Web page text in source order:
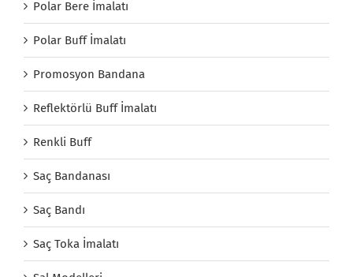
Polar Bere İmalatı
Polar Buff İmalatı
Promosyon Bandana
Reflektörlü Buff İmalatı
Renkli Buff
Saç Bandanası
Saç Bandı
Saç Toka İmalatı